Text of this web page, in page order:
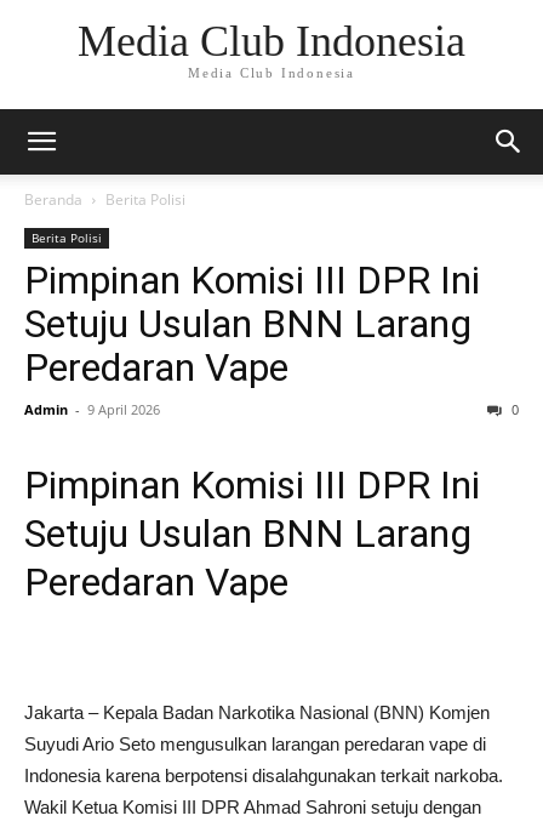
Media Club Indonesia
Media Club Indonesia
Beranda Berita Polisi
Berita Polisi
Pimpinan Komisi III DPR Ini
Setuju Usulan BNN Larang
Peredaran Vape
Admin - 9 April 2026 0
Pimpinan Komisi III DPR Ini
Setuju Usulan BNN Larang
Peredaran Vape
Jakarta – Kepala Badan Narkotika Nasional (BNN) Komjen
Suyudi Ario Seto mengusulkan larangan peredaran vape di
Indonesia karena berpotensi disalahgunakan terkait narkoba.
Wakil Ketua Komisi III DPR Ahmad Sahroni setuju dengan